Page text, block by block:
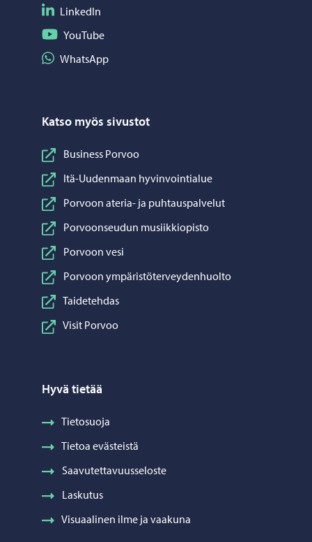
Seuraa LinkedIn
LinkedIn
Seuraa YouTube
YouTube
Jaa WhatsApp
WhatsApp
Katso myös sivustot
Business Porvoo
Itä-Uudenmaan hyvinvointialue
Porvoon ateria- ja puhtauspalvelut
Porvoonseudun musiikkiopisto
Porvoon vesi
Porvoon ympäristöterveydenhuolto
Taidetehdas
Visit Porvoo
Hyvä tietää
Tietosuoja
Tietoa evästeistä
Saavutettavuusseloste
Laskutus
Visuaalinen ilme ja vaakuna